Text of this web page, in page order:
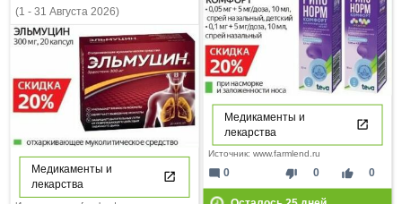
Медикаменты и
лекарства
Источник: www.farmlend.ru
thumb_down 0 thumb_up 0
mode_comment 0
(1 - 31 Августа 2026)
Медикаменты и
лекарства